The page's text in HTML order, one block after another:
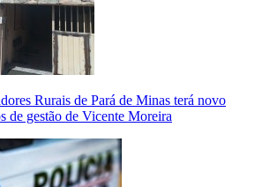
Rurais de Pará de Minas terá novo
de gestão de Vicente Moreira